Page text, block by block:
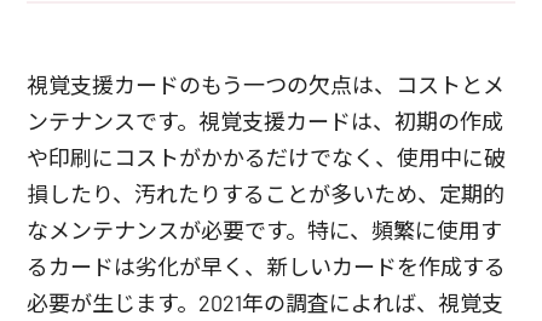
視覚支援カードのもう一つの欠点は、コストとメ
ンテナンスです。視覚支援カードは、初期の作成
や印刷にコストがかかるだけでなく、使用中に破
損したり、汚れたりすることが多いため、定期的
なメンテナンスが必要です。特に、頻繁に使用す
るカードは劣化が早く、新しいカードを作成する
必要が生じます。2021年の調査によれば、視覚支